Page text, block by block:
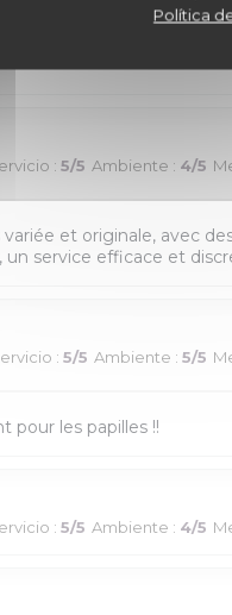
Política
et cocktail, et le tout
: 5/5 Ambiente : 4/5
et originale, avec
service efficace et
: 5/5 Ambiente : 5/5
pour les papilles !!
: 5/5 Ambiente : 4/5